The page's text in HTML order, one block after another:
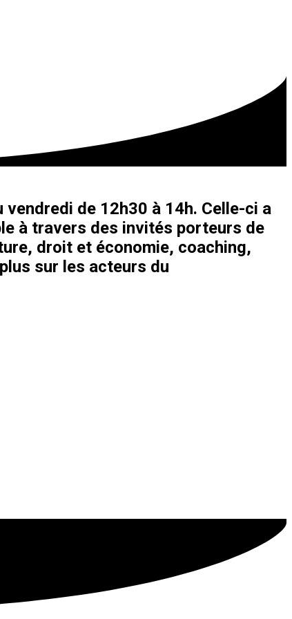
de 12h30 à 14h. Celle-ci a
à travers des invités porteurs de
droit et économie, coaching,
sur les acteurs du